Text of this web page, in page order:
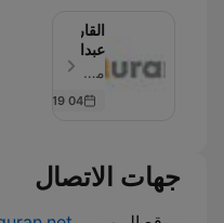
القارئ
عبدالباسط
عبدالصمد
المصحف
Abdulbasit
Abdulsamad
موقع المكتبة الصوتية للقرآن الكريم - حلقة 114
04 Sep 2019
جهات الاتصال